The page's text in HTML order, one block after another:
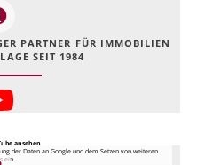
PARTNER FÜR IMMOBILIEN
SEIT 1984
ansehen
der Daten an Google und dem Setzen von weiteren
ein.